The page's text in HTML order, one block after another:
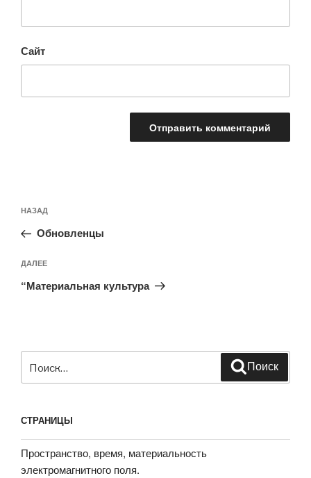
Сайт
по
записям
Предыдущая
запись:
НАЗАД
Обновленцы
Следующая
запись
ДАЛЕЕ
“Материальная культура
Поиск
СТРАНИЦЫ
Пространство, время, материальность
электромагнитного поля.